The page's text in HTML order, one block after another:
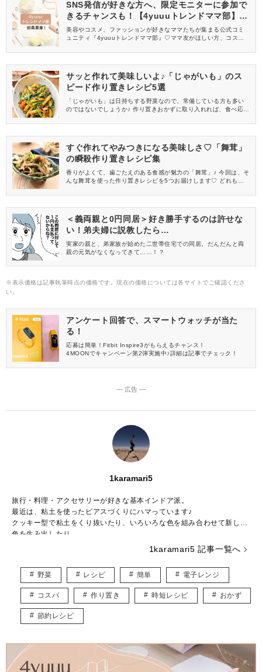
SNS発信が好きな方へ、限定モニターに参加で
きるチャンスも！【4yuuuトレンドママ部】部
員募集中
美容やコスメ、ファッションが好きなママたちが集まる公式コミ
ュニティ『4yuuuトレンドママ部』♡ママ友がほしい方、コスメサ
信してくれる方を募集しています！
サッと作れて美味しいよ♪「じゃがいも」のス
ピード作り置きレシピ5選
「じゃがいも」は日持ちする野菜なので、常備している方も多い
のではないでしょうか♪ 作り置きおかずに取り入れれば、食べ応え
できるスピードレシピを集めました！
すぐ作れてやみつきになる美味しさ♡「舞茸」
の瞬殺作り置きレシピ集
香りがよくて、歯ごたえのある食感が魅力の「舞茸」♪ 今回は、そ
んな舞茸を使った作り置きレシピを5つお届けします♡ どれも瞬殺
＜義両親と0円同居＞好き勝手するのは許せな
い！弟夫婦に説教したら…
実家の親と、弟家族が始めた二世帯住宅での同居。だんだんと両
親の元気がなくなってきて……！？
※表示価格は記事執筆時点の価格です。現在の価格については各サイトでご確認くださ
い。
アンケート回答で、スマートウォッチが当た
る！
応募は簡単！Fitbit Inspire3がもらえるチャンス！
4MOONでキャンペーン第2弾実施中♪詳細は記事でチェック！
― 広告 ―
1karamari5
旅行・料理・アクセサリーが好きな基本インドア派。
最近は、粘土を使ったピアスづくりにハマっています♪
クッキー型で粘土をくり抜いたり、いろいろな色を組み合わせて新しい
色を生み出したり……。
粘土の世界は奥が深く、アイデアがつきません。
分を味わうこともしばしば♡
調理師としての経験を活かして、思わず作ってみたくなるような料理の
記事を発信していきます！
1karamari5 記事一覧へ
野菜 レシピ 簡単 電子レンジ
コスパ 作り置き 時短レシピ おかず
節約レシピ